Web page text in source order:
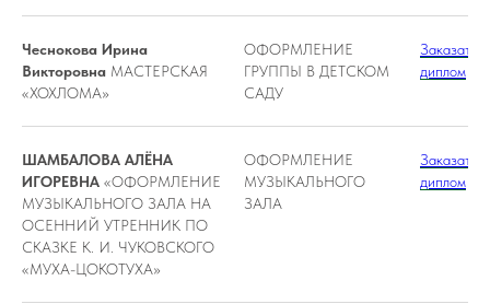
Чеснокова Ирина
Викторовна МАСТЕРСКАЯ
«ХОХЛОМА»
ОФОРМЛЕНИЕ
ГРУППЫ В ДЕТСКОМ
САДУ
Заказать
диплом
ШАМБАЛОВА АЛЁНА
ИГОРЕВНА «ОФОРМЛЕНИЕ
МУЗЫКАЛЬНОГО ЗАЛА НА
ОСЕННИЙ УТРЕННИК ПО
СКАЗКЕ К. И. ЧУКОВСКОГО
«МУХА-ЦОКОТУХА»
ОФОРМЛЕНИЕ
МУЗЫКАЛЬНОГО
ЗАЛА
Заказать
диплом